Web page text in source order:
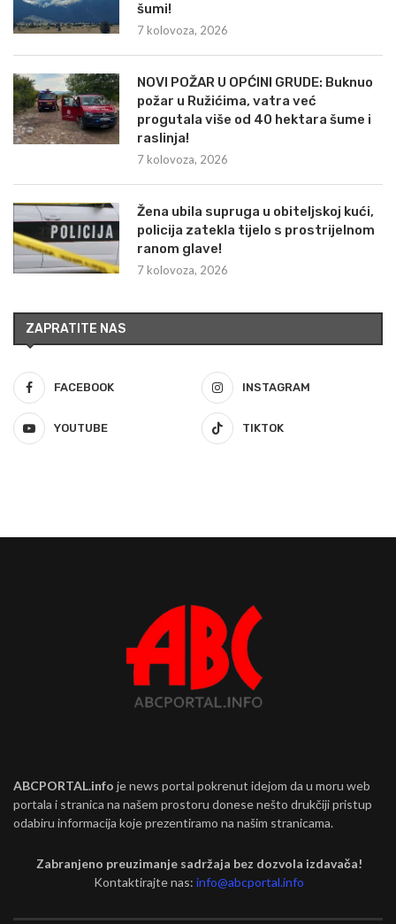
šumi!
7 kolovoza, 2026
NOVI POŽAR U OPĆINI GRUDE: Buknuo
požar u Ružićima, vatra već
progutala više od 40 hektara šume i
raslinja!
7 kolovoza, 2026
Žena ubila supruga u obiteljskoj kući,
policija zatekla tijelo s prostrijelnom
ranom glave!
7 kolovoza, 2026
ZAPRATITE NAS
FACEBOOK INSTAGRAM
YOUTUBE TIKTOK
ABCPORTAL.info je news portal pokrenut idejom da u moru web
portala i stranica na našem prostoru donese nešto drukčiji pristup
odabiru informacija koje prezentiramo na našim stranicama.
Zabranjeno preuzimanje sadržaja bez dozvola izdavača!
Kontaktirajte nas:info@abcportal.info